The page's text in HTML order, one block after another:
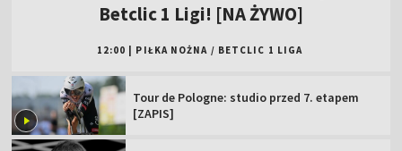
Betclic 1 Ligi! [NA ŻYWO]
12:00 PIŁKA NOŻNA / BETCLIC 1 LIGA
Tour de Pologne: studio przed 7. etapem
[ZAPIS]